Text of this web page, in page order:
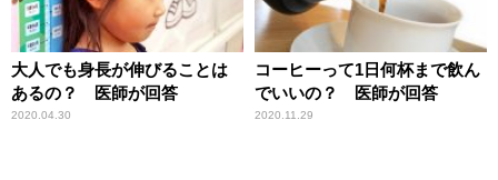
大人でも身長が伸びることは
あるの？ 医師が回答
2020.04.30
コーヒーって1日何杯まで飲ん
でいいの？ 医師が回答
2020.11.29